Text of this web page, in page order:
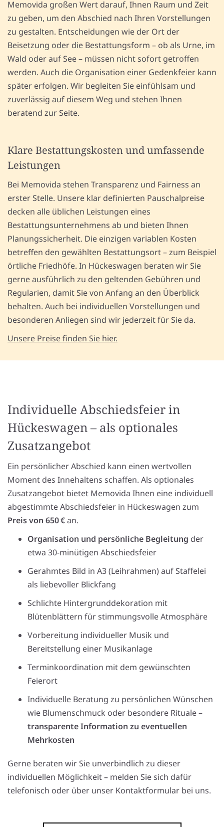
Memovida großen Wert darauf, Ihnen Raum und Zeit
zu geben, um den Abschied nach Ihren Vorstellungen
zu gestalten. Entscheidungen wie der Ort der
Beisetzung oder die Bestattungsform – ob als Urne, im
Wald oder auf See – müssen nicht sofort getroffen
werden. Auch die Organisation einer Gedenkfeier kann
später erfolgen. Wir begleiten Sie einfühlsam und
zuverlässig auf diesem Weg und stehen Ihnen
beratend zur Seite.
Klare Bestattungskosten und umfassende
Leistungen
Bei Memovida stehen Transparenz und Fairness an
erster Stelle. Unsere klar definierten Pauschalpreise
decken alle üblichen Leistungen eines
Bestattungsunternehmens ab und bieten Ihnen
Planungssicherheit. Die einzigen variablen Kosten
betreffen den gewählten Bestattungsort – zum Beispiel
örtliche Friedhöfe. In Hückeswagen beraten wir Sie
gerne ausführlich zu den geltenden Gebühren und
Regularien, damit Sie von Anfang an den Überblick
behalten. Auch bei individuellen Vorstellungen und
besonderen Anliegen sind wir jederzeit für Sie da.
Unsere Preise finden Sie hier.
Individuelle Abschiedsfeier in
Hückeswagen – als optionales
Zusatzangebot
Ein persönlicher Abschied kann einen wertvollen
Moment des Innehaltens schaffen. Als optionales
Zusatzangebot bietet Memovida Ihnen eine individuell
abgestimmte Abschiedsfeier in Hückeswagen zum
Preis von 650 €an.
Organisation und persönliche Begleitung der
etwa 30-minütigen Abschiedsfeier
Gerahmtes Bild in A3 (Leihrahmen) auf Staffelei
als liebevoller Blickfang
Schlichte Hintergrunddekoration mit
Blütenblättern für stimmungsvolle Atmosphäre
Vorbereitung individueller Musik und
Bereitstellung einer Musikanlage
Terminkoordination mit dem gewünschten
Feierort
Individuelle Beratung zu persönlichen Wünschen
wie Blumenschmuck oder besondere Rituale –
transparente Information zu eventuellen
Mehrkosten
Gerne beraten wir Sie unverbindlich zu dieser
individuellen Möglichkeit – melden Sie sich dafür
telefonisch oder über unser Kontaktformular bei uns.